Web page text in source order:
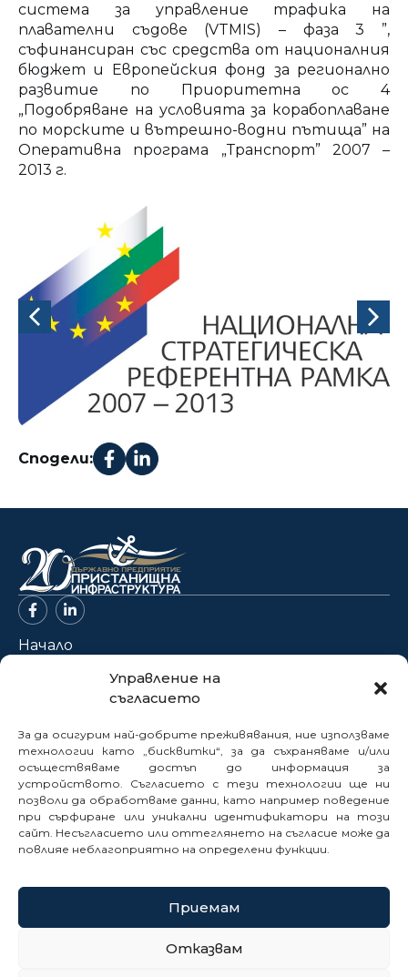
Управление на
съгласието
За да осигурим най-добрите преживявания, ние използваме
технологии като „бисквитки“, за да съхраняваме и/или
осъществяваме достъп до информация за
устройството. Съгласието с тези технологии ще ни
позволи да обработваме данни, като например поведение
при сърфиране или уникални идентификатори на този
сайт. Несъгласието или оттеглянето на съгласие може да
повлияе неблагоприятно на определени функции.
Приемам
Отказвам
система за управление трафика на
плавателни съдове (VTMIS) – фаза 3 ”,
съфинансиран със средства от националния
бюджет и Европейския фонд за регионално
развитие по Приоритетна ос 4
„Подобряване на условията за корабоплаване
по морските и вътрешно-водни пътища” на
Оперативна програма „Транспорт” 2007 –
2013 г.
Сподели:
Начало
Новини
Нормативна база
Електронни услуги
Профил на купувача
Кариери
Контакти